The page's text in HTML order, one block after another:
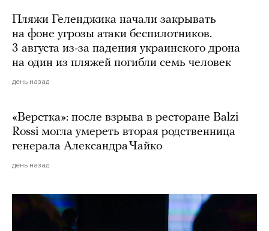
Пляжи Геленджика начали закрывать
на фоне угрозы атаки беспилотников.
3 августа из-за падения украинского дрона
на один из пляжей погибли семь человек
день назад
«Верстка»: после взрыва в ресторане Balzi
Rossi могла умереть вторая родственница
генерала Александра Чайко
день назад